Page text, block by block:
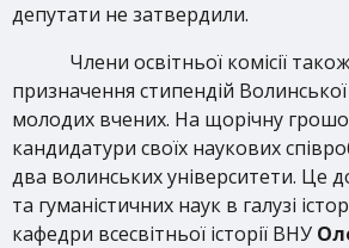
депутати не затвердили.
Члени освітньої комісії
призначення стипендій
молодих вчених. На щорічну
кандидатури своїх наукових
два волинських університети. Це
та гуманістичних наук в галузі
кафедри всесвітньої історії ВНУ